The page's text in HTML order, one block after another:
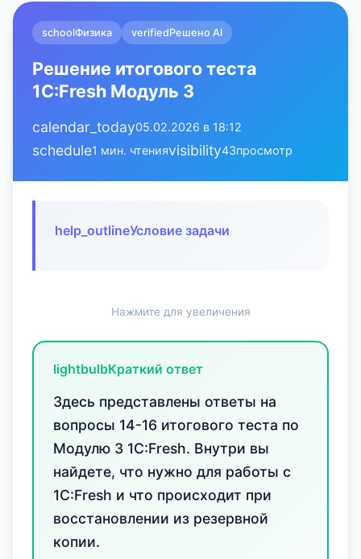
schoolФизика verifiedРешено AI
Решение итогового теста
1С:Fresh Модуль 3
calendar_today05.02.2026 в 18:12
schedule1 мин. чтенияvisibility43просмотр
help_outlineУсловие задачи
Нажмите для увеличения
lightbulbКраткий ответ
Здесь представлены ответы на
вопросы 14-16 итогового теста по
Модулю 3 1С:Fresh. Внутри вы
найдете, что нужно для работы с
1С:Fresh и что происходит при
восстановлении из резервной
копии.